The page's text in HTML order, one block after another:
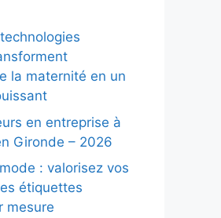
la maternité en un
en entreprise à
Gironde – 2026
: valorisez vos
étiquettes
mesure